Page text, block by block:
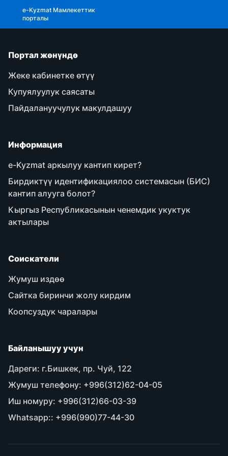
e-Kyzmat Мамлекеттик
порталы
Портал жөнүндө
Жеке кабинетке өтүү
Купуялуулук саясаты
Пайдалануучулук макулдашуу
Информация
e-Kyzmat аркылуу кантип кирет?
Бирдиктүү идентификациялоо системасын (БИС)
кантип алууга болот?
Кыргыз Республикасынын ченемдик укуктук
актылары
Соискатели
Жумуш издөө
Сайтка биринчи жолу кирдим
Коопсуздук чаралары
Байланышуу учун
Дареги: г.Бишкек, пр. Чуй, 122
Жумуш телефону: +996(312)62-04-05
Иш номуру: +996(312)66-03-39
Whatsapp:: +996(990)77-44-30